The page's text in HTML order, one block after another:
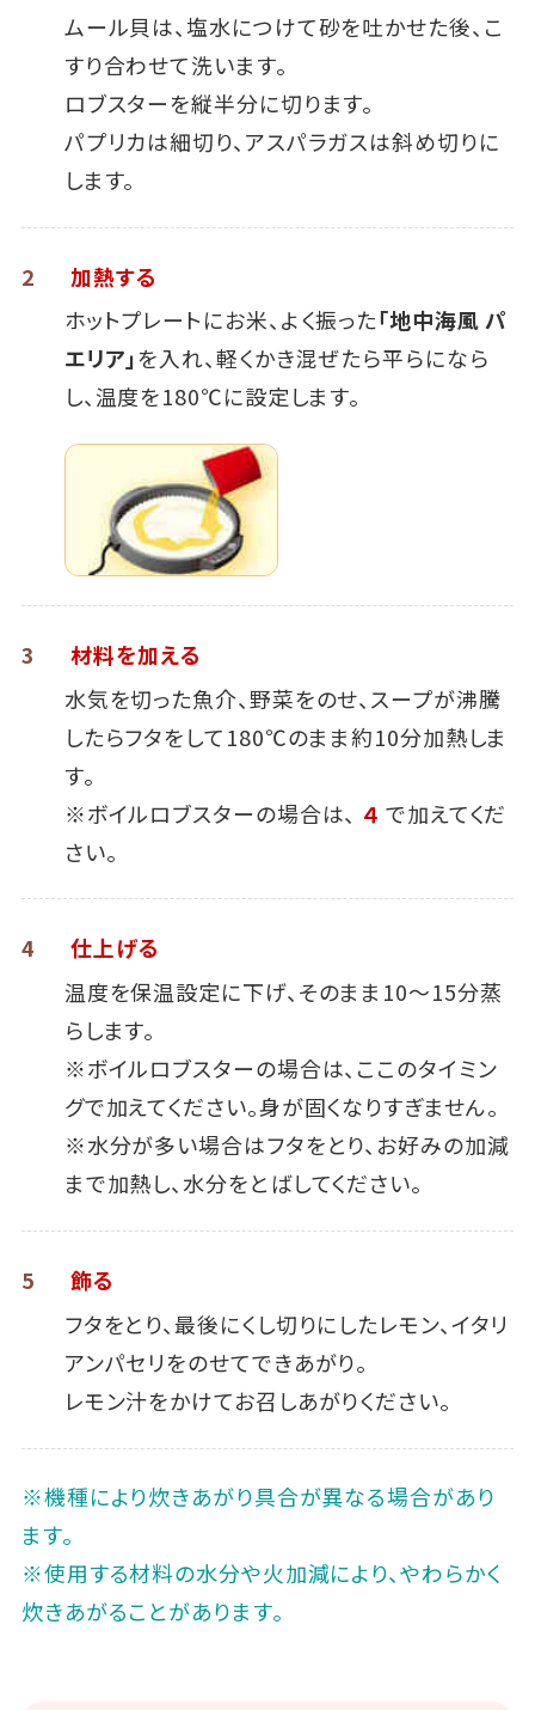
ムール貝は、塩水につけて砂を吐かせた後、こ
すり合わせて洗います。
ロブスターを縦半分に切ります。
パプリカは細切り、アスパラガスは斜め切りに
します。
2
加熱する
ホットプレートにお米、よく振った「地中海風 パ
エリア」を入れ、軽くかき混ぜたら平らになら
し、温度を180℃に設定します。
3
材料を加える
水気を切った魚介、野菜をのせ、スープが沸騰
したらフタをして180℃のまま約10分加熱しま
す。
※ボイルロブスターの場合は、 ４ で加えてくだ
さい。
4
仕上げる
温度を保温設定に下げ、そのまま10～15分蒸
らします。
※ボイルロブスターの場合は、ここのタイミン
グで加えてください。身が固くなりすぎません。
※水分が多い場合はフタをとり、お好みの加減
まで加熱し、水分をとばしてください。
5
飾る
フタをとり、最後にくし切りにしたレモン、イタリ
アンパセリをのせてできあがり。
レモン汁をかけてお召しあがりください。
※機種により炊きあがり具合が異なる場合があり
ます。
※使用する材料の水分や火加減により、やわらかく
炊きあがることがあります。